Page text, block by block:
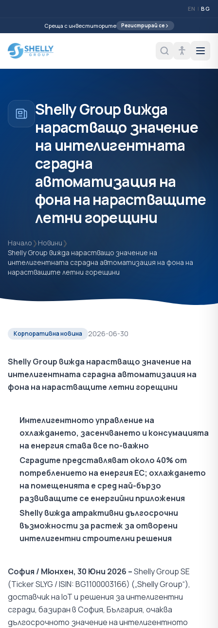
EN | BG
Среща с инвеститорите Регистрирай се
Shelly Group вижда
нарастващо значение
на интелигентната
сградна
автоматизация на
фона на нарастващите
летни горещини
Начало ❯Новини ❯
Shelly Group вижда нарастващо значение на
интелигентната сградна автоматизация на фона на
нарастващите летни горещини
Корпоративна новина 2026-06-30
Shelly Group вижда нарастващо значение на
интелигентната сградна автоматизация на
фона на нарастващите летни горещини
Интелигентното управление на
охлаждането, засенчването и консумацията
на енергия става все по-важно
Сградите представляват около 40% от
потреблението на енергия ЕС; охлаждането
на помещенията е сред най-бързо
развиващите се енергийни приложения
Shelly вижда атрактивни дългосрочни
възможности за растеж за отворени
интелигентни строителни решения
София / Мюнхен, 30 Юни 2026 –Shelly Group SE
(Ticker SLYG / ISIN: BG1100003166) („Shelly Group“),
доставчик на IoT и решения за интелигентни
сгради, базиран в София, България, очаква
дългосрочното значение на интелигентното